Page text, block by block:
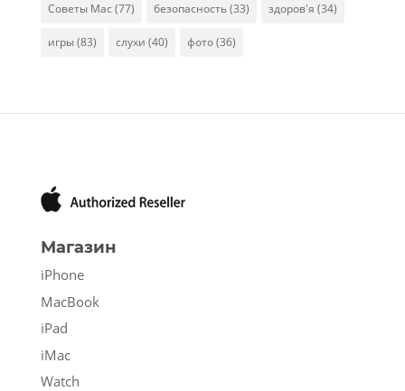
Советы Mac (77) безопасность(33) здоров'я (34)
игры(83) слухи (40) фото(36)
Магазин
iPhone
MacBook
iPad
iMac
Watch